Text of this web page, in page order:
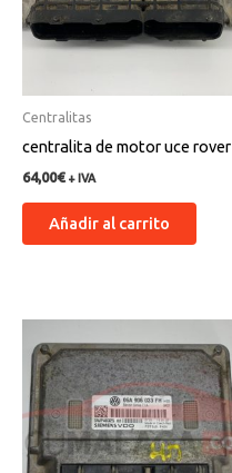
Centralitas
centralita de motor uce rover
64,00€ + IVA
Añadir al carrito